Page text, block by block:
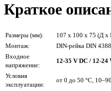
Краткое
Размеры (мм):
107 x 100 x 75 (Д
Монтаж:
DIN-рейка DIN
Входное
напряжение:
12-35 V DC / 12-24
Условия
эксплуатации:
от 0 до 50 °C,